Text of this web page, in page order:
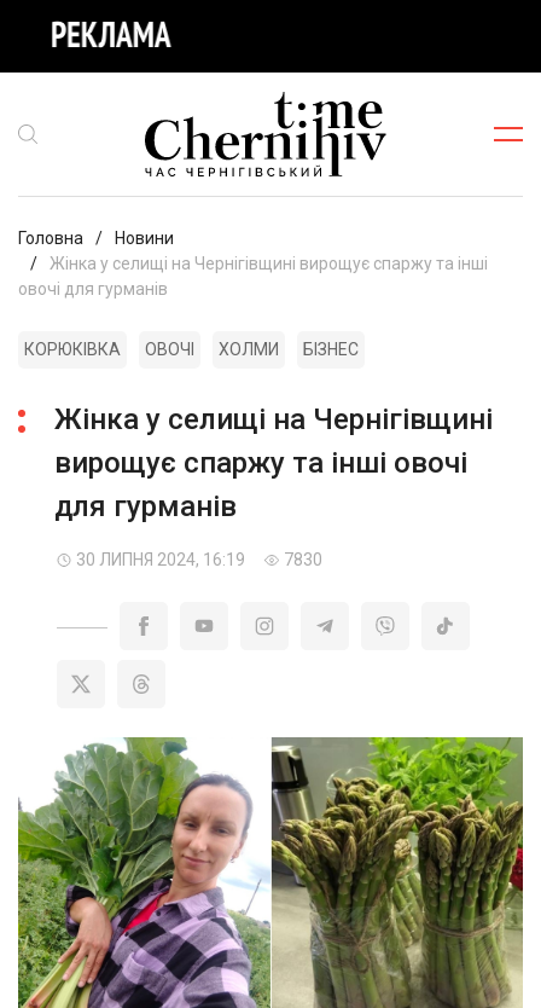
Головна
Новини
Жінка у селищі на Чернігівщині вирощує спаржу та інші
овочі для гурманів
КОРЮКІВКА ОВОЧІ ХОЛМИ БІЗНЕС
Жінка у селищі на Чернігівщині
вирощує спаржу та інші овочі
для гурманів
30 ЛИПНЯ 2024, 16:19 7830